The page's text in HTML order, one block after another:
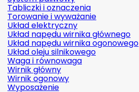
Tabliczki i oznaczenia
Torowanie i wyważanie
Układ elektryczny
Układ napędu wirnika głównego
Układ napędu wirnika ogonowego
Układ oleju silnikowego
Waga i równowaga
Wirnik główny
Wirnik ogonowy
Wyposażenie